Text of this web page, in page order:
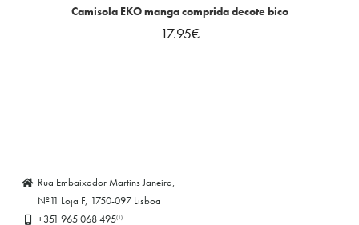
Camisola EKO manga comprida decote bico
17.95€
Rua Embaixador Martins Janeira,
Nº11 Loja F, 1750-097 Lisboa
+351 965 068 495(1)